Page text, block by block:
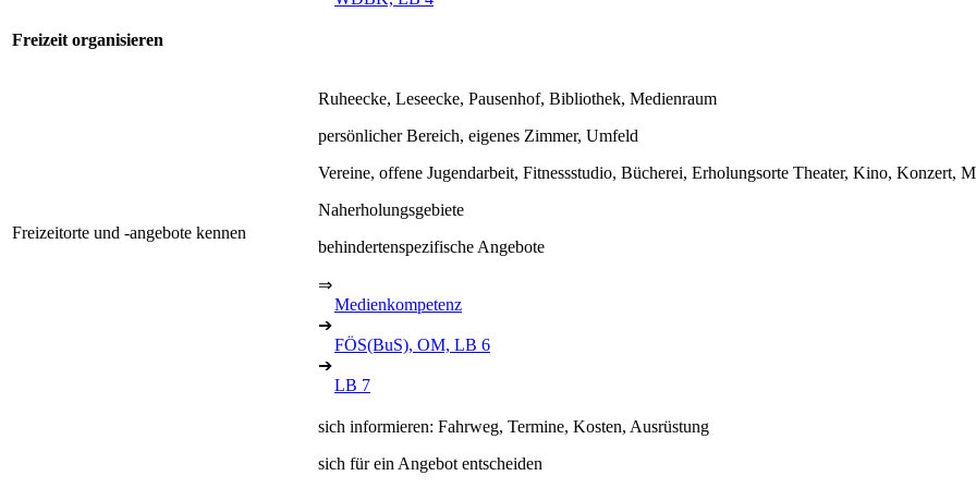
Freizeit organisieren
Freizeitorte und -angebote kennen
Ruheecke, Leseecke, Pausenhof, Bibliothek, Medienraum
persönlicher Bereich, eigenes Zimmer, Umfeld
Vereine, offene Jugendarbeit, Fitnessstudio, Bücherei, Erholungsorte Theater, Kino, Konzert,
Naherholungsgebiete
behindertenspezifische Angebote
⇒
Medienkompetenz
➔
FÖS(BuS), OM, LB 6
➔
LB 7
sich informieren: Fahrweg, Termine, Kosten, Ausrüstung
sich für ein Angebot entscheiden